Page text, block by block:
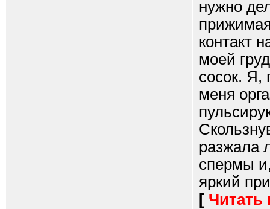
нужно
контакт
моей
сосок. Я,
меня
разжала
спермы
яркий
[ Читать